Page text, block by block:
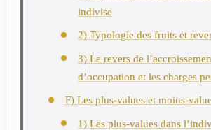
indivise
2) Typologie des fruits et
3) Le revers de
d’occupation et les charges
F) Les plus-values et moins-
1) Les plus-values dans